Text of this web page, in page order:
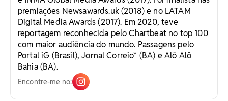
premiações Newsawards.uk (2018) e no LATAM
Digital Media Awards (2017). Em 2020, teve
reportagem reconhecida pelo Chartbeat no top 100
com maior audiência do mundo. Passagens pelo
Portal iG (Brasil), Jornal Correio* (BA) e Alô Alô
Bahia (BA).
Encontre-me no: